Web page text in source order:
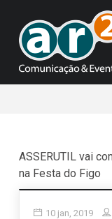
ASSERUTIL vai
na Festa do Figo
10 jan, 2019